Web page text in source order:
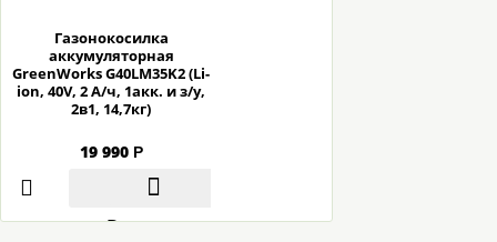
Газонокосилка
аккумуляторная
GreenWorks G40LM35K2 (Li-
ion, 40V, 2 А/ч, 1акк. и з/у,
2в1, 14,7кг)
19 990 Р
В корзину